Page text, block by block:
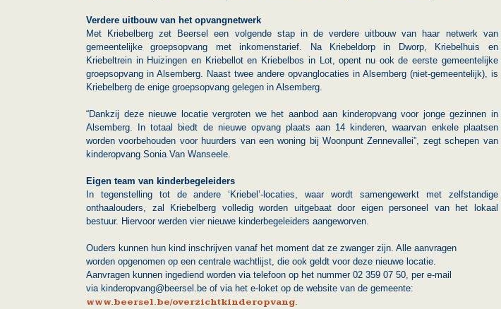
Verdere uitbouw van het opvangnetwerk
Met Kriebelberg zet Beersel een volgende stap in de verdere uitbouw van haar netwerk van
gemeentelijke groepsopvang met inkomenstarief. Na Kriebeldorp in Dworp, Kriebelhuis en
Kriebeltrein in Huizingen en Kriebellot en Kriebelbos in Lot, opent nu ook de eerste gemeentelijke
groepsopvang in Alsemberg. Naast twee andere opvanglocaties in Alsemberg (niet-gemeentelijk), is
Kriebelberg de enige groepsopvang gelegen in Alsemberg.
“Dankzij deze nieuwe locatie vergroten we het aanbod aan kinderopvang voor jonge gezinnen in
Alsemberg. In totaal biedt de nieuwe opvang plaats aan 14 kinderen, waarvan enkele plaatsen
worden voorbehouden voor huurders van een woning bij Woonpunt Zennevallei”, zegt schepen van
kinderopvang Sonia Van Wanseele.
Eigen team van kinderbegeleiders
In tegenstelling tot de andere ‘Kriebel’-locaties, waar wordt samengewerkt met zelfstandige
onthaalouders, zal Kriebelberg volledig worden uitgebaat door eigen personeel van het lokaal
bestuur. Hiervoor werden vier nieuwe kinderbegeleiders aangeworven.
Ouders kunnen hun kind inschrijven vanaf het moment dat ze zwanger zijn. Alle aanvragen
worden opgenomen op een centrale wachtlijst, die ook geldt voor deze nieuwe locatie.
Aanvragen kunnen ingediend worden via telefoon op het nummer 02 359 07 50, per e-mail
via kinderopvang@beersel.be of via het e-loket op de website van de gemeente:
www.beersel.be/overzichtkinderopvang.